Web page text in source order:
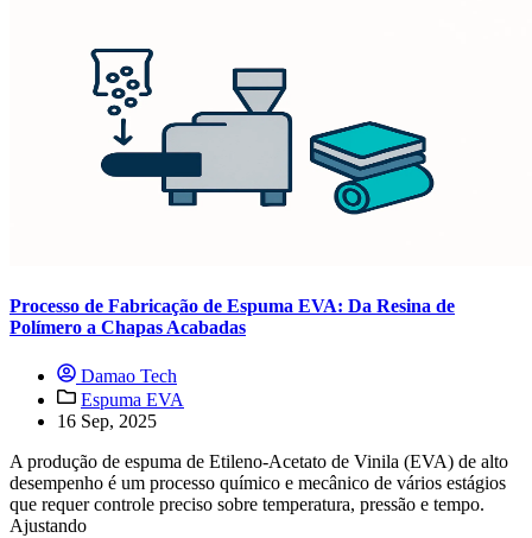
Processo de Fabricação de Espuma EVA: Da Resina de
Polímero a Chapas Acabadas
Damao Tech
Espuma EVA
16 Sep, 2025
A produção de espuma de Etileno-Acetato de Vinila (EVA) de alto
desempenho é um processo químico e mecânico de vários estágios
que requer controle preciso sobre temperatura, pressão e tempo.
Ajustando